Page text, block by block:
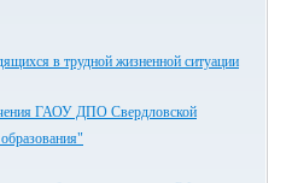
в трудной жизненной ситуации
ГАОУ ДПО Свердловской